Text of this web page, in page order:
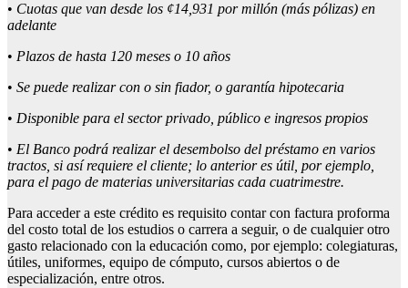
• Cuotas que van desde los ¢14,931 por millón (más pólizas) en
adelante
• Plazos de hasta 120 meses o 10 años
• Se puede realizar con o sin fiador, o garantía hipotecaria
• Disponible para el sector privado, público e ingresos propios
• El Banco podrá realizar el desembolso del préstamo en varios
tractos, si asírequiere el cliente; lo anterior es útil, por ejemplo,
para el pago de materias universitarias cada cuatrimestre.
Para acceder a este crédito es requisito contar con factura proforma
del costo total de los estudios o carrera a seguir, o de cualquier otro
gasto relacionado con la educación como, por ejemplo: colegiaturas,
útiles, uniformes, equipo de cómputo, cursos abiertos o de
especialización, entre otros.